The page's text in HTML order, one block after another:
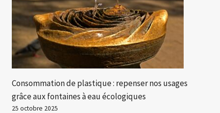
Consommation de plastique : repenser nos usages
grâce aux fontaines à eau écologiques
25 octobre 2025